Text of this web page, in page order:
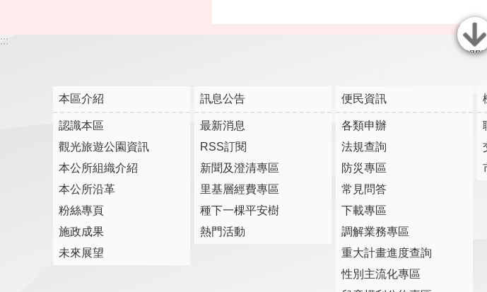
關閉
:::
本區介紹
認識本區
觀光旅遊公園資訊
本公所組織介紹
本公所沿革
粉絲專頁
施政成果
未來展望
訊息公告
最新消息
RSS訂閱
新聞及澄清專區
里基層經費專區
種下一棵平安樹
熱門活動
便民資訊
各類申辦
法規查詢
防災專區
常見問答
下載專區
調解業務專區
重大計畫進度查詢
性別主流化專區